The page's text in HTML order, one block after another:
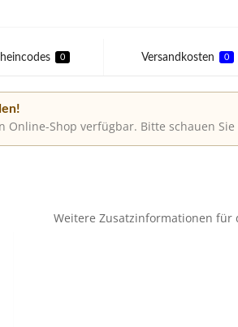
0 Versandkosten 0
Online-Shop verfügbar. Bitte schauen
Weitere Zusatzinformationen für